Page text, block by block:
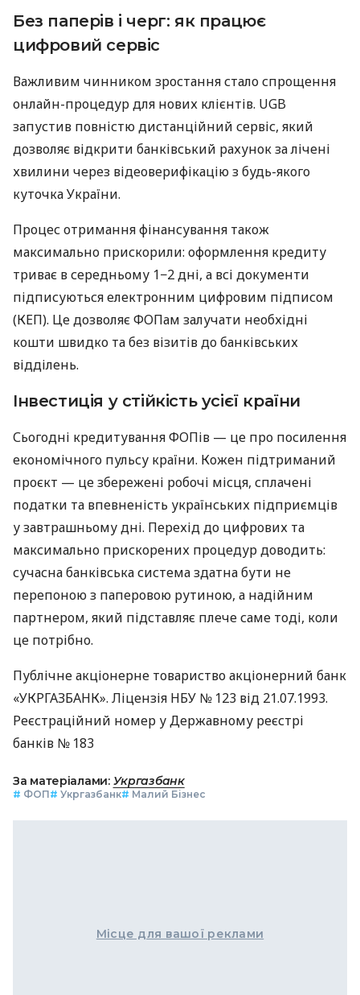
Без паперів і черг: як працює
цифровий сервіс
Важливим чинником зростання стало спрощення
онлайн-процедур для нових клієнтів. UGB
запустив повністю дистанційний сервіс, який
дозволяє відкрити банківський рахунок за лічені
хвилини через відеоверифікацію з будь-якого
куточка України.
Процес отримання фінансування також
максимально прискорили: оформлення кредиту
триває в середньому 1−2 дні, а всі документи
підписуються електронним цифровим підписом
(КЕП). Це дозволяє ФОПам залучати необхідні
кошти швидко та без візитів до банківських
відділень.
Інвестиція у стійкість усієї країни
Сьогодні кредитування ФОПів — це про посилення
економічного пульсу країни. Кожен підтриманий
проєкт — це збережені робочі місця, сплачені
податки та впевненість українських підприємців
у завтрашньому дні. Перехід до цифрових та
максимально прискорених процедур доводить:
сучасна банківська система здатна бути не
перепоною з паперовою рутиною, а надійним
партнером, який підставляє плече саме тоді, коли
це потрібно.
Публічне акціонерне товариство акціонерний банк
«УКРГАЗБАНК». Ліцензія НБУ № 123 від 21.07.1993.
Реєстраційний номер у Державному реєстрі
банків № 183
За матеріалами: Укргазбанк
# ФОП# Укргазбанк# Малий Бізнес
Місце для вашої реклами